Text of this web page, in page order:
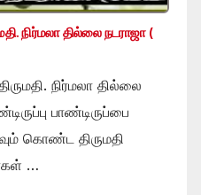
நிர்மலா தில்லை நடராஜா (
நிர்மலா தில்லை
பாண்டிருப்பை
கொண்ட திருமதி
…